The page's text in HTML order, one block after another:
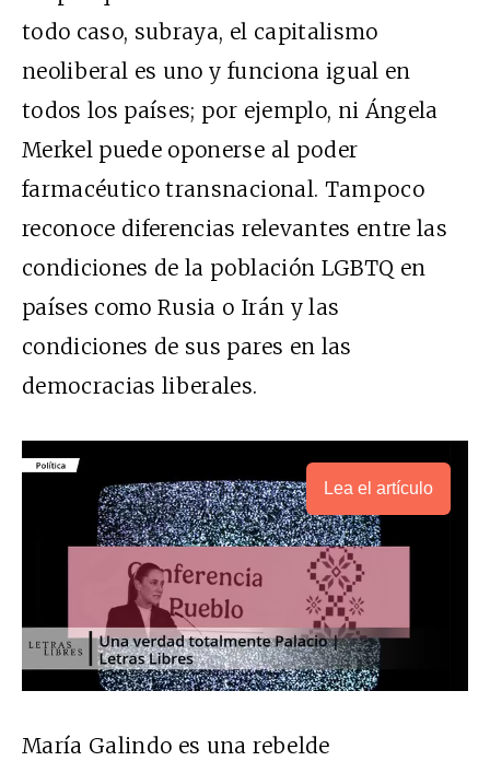
todo caso, subraya, el capitalismo
neoliberal es uno y funciona igual en
todos los países; por ejemplo, ni Ángela
Merkel puede oponerse al poder
farmacéutico transnacional. Tampoco
reconoce diferencias relevantes entre las
condiciones de la población LGBTQ en
países como Rusia o Irán y las
condiciones de sus pares en las
democracias liberales.
Lea el artículo
María Galindo es una rebelde